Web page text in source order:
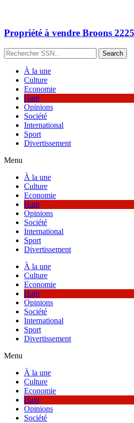
Propriété à vendre Broons
Search
À la une
Culture
Economie
Haiti
Opinions
Société
International
Sport
Divertissement
Menu
À la une
Culture
Economie
Haiti
Opinions
Société
International
Sport
Divertissement
À la une
Culture
Economie
Haiti
Opinions
Société
International
Sport
Divertissement
Menu
À la une
Culture
Economie
Haiti
Opinions
Société